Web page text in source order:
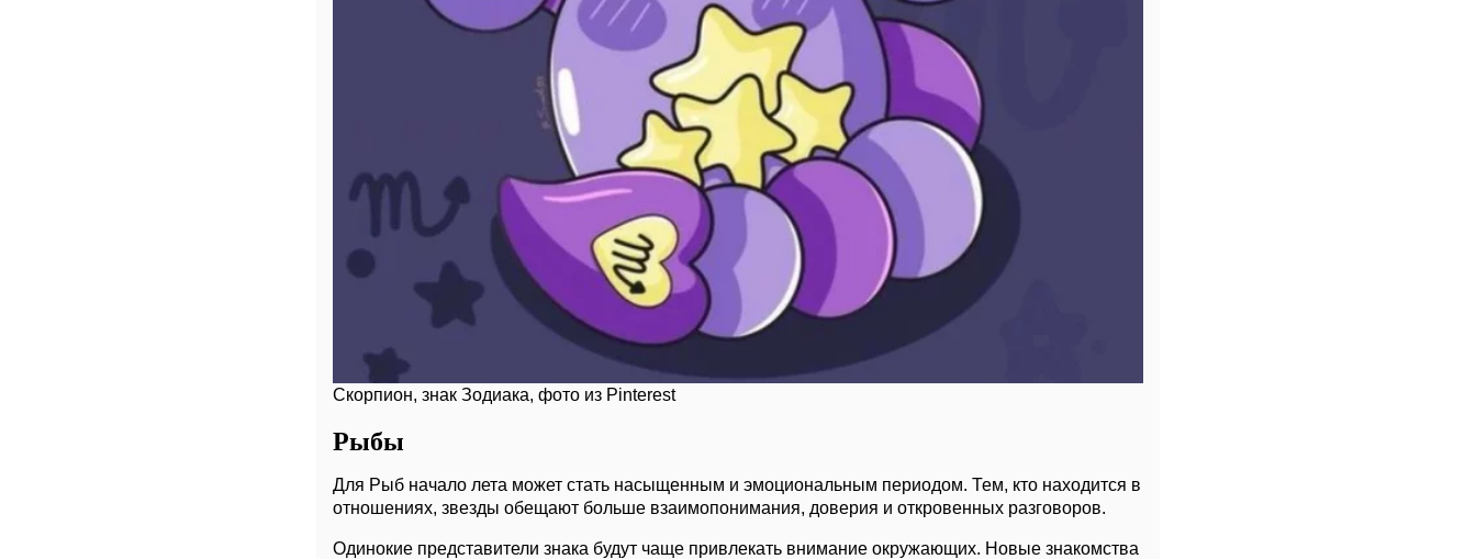
Скорпион, знак Зодиака, фото из Pinterest
Рыбы
Для Рыб начало лета может стать насыщенным и эмоциональным периодом. Тем, кто находится в
отношениях, звезды обещают больше взаимопонимания, доверия и откровенных разговоров.
Одинокие представители знака будут чаще привлекать внимание окружающих. Новые знакомства